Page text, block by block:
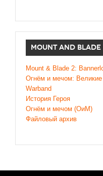
MOUNT AND BLADE
Mount & Blade 2:
Огнём и мечом:
Warband
История Героя
Огнём и мечом (ОиМ)
Файловый архив